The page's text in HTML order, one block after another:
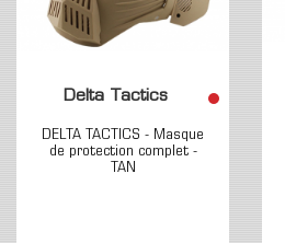
Delta Tactics
DELTA TACTICS - Masque
de protection complet -
TAN